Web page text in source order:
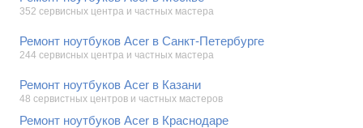
352 сервисных центра и частных мастера
Ремонт ноутбуков Acer в Санкт-Петербурге
244 сервисных центра и частных мастера
Ремонт ноутбуков Acer в Казани
48 сервистных центров и частных мастеров
Ремонт ноутбуков Acer в Краснодаре